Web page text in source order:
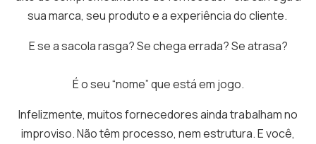
sua marca, seu produto e a experiência do cliente.
E se a sacola rasga? Se chega errada? Se atrasa?
É o seu “nome” que está em jogo.
Infelizmente, muitos fornecedores ainda trabalham no
improviso. Não têm processo, nem estrutura. E você,